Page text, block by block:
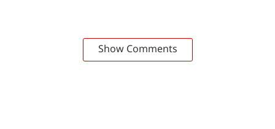
Show Comments